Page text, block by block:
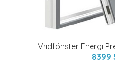
Vridfönster Energi
8399